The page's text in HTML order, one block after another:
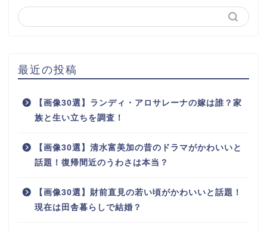
最近の投稿
【画像30選】ランディ・アロサレーナの嫁は誰？家
族と生い立ちを調査！
【画像30選】清水富美加の昔のドラマがかわいいと
話題！復帰間近のうわさは本当？
【画像30選】財前直見の若い頃がかわいいと話題！
現在は田舎暮らしで結婚？